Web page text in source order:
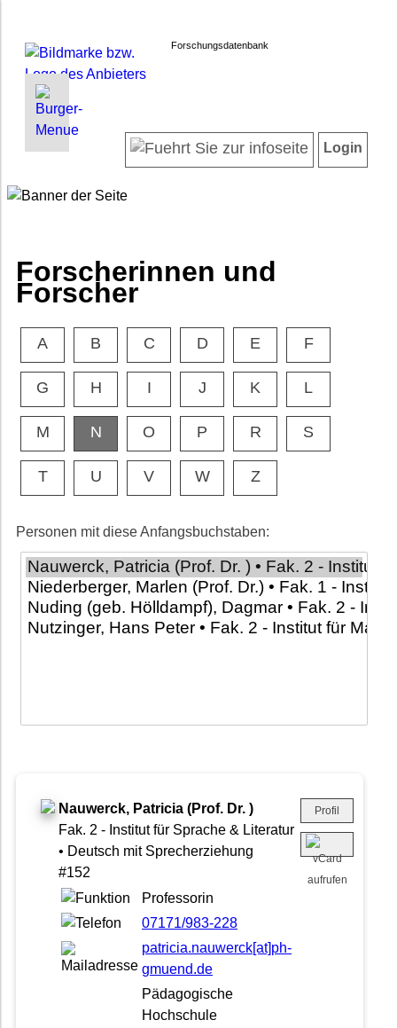
Forschungsdatenbank
INFORMATIONEN | SUCHEN
Forscherinnen und Forscher
Barrierefreiheit
LOGIN
Login
Forscherinnen und
Forscher
A B C D E F
G H I J K L
M N O P R S
T U V W Z
Personen mit diese Anfangsbuchstaben:
Nauwerck, Patricia (Prof. Dr. )
Fak. 2 - Institut für Sprache & Literatur
• Deutsch mit Sprecherziehung
#152
Professorin
07171/983-228
patricia.nauwerck[at]ph-
gmuend.de
Pädagogische
Hochschule
Profil